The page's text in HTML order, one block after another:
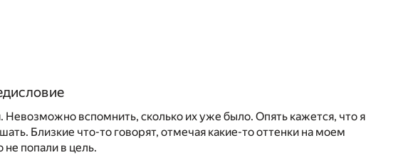
вспомнить, сколько их уже было. Опять кажется, что я
Близкие что-то говорят, отмечая какие-то оттенки на моем
попали в цель.